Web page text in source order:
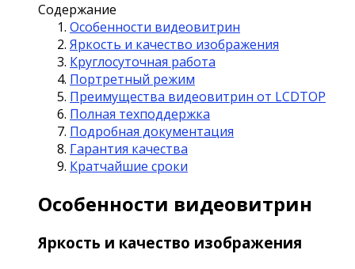
Содержание
Особенности видеовитрин
Яркость и качество изображения
Круглосуточная работа
Портретный режим
Преимущества видеовитрин от LCDTOP
Полная техподдержка
Подробная документация
Гарантия качества
Кратчайшие сроки
Особенности видеовитрин
Яркость и качество изображения